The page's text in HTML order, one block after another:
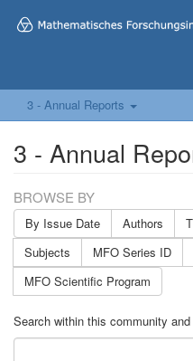
3 - Annual Reports
3 - Annual
BROWSE BY
By Issue Date Authors
Subjects
MFO Series ID
MFO Scientific Program
Search within this community